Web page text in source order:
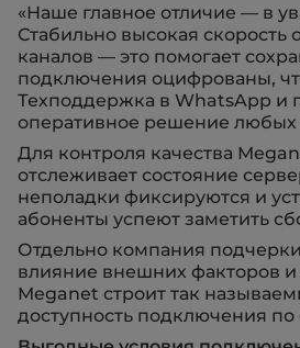
«Наше главное отличие — в
Стабильно высокая
каналов — это помогает
подключения оцифрованы,
Техподдержка в WhatsApp и
оперативное решение любых
Для контроля качества
отслеживает состояние
неполадки фиксируются и
абоненты успеют заметить
Отдельно компания
влияние внешних факторов и
Meganet строит так
доступность подключения